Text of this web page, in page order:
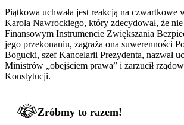
Piątkowa uchwała jest reakcją na czwartkowe
Karola Nawrockiego, który zdecydował, że
Finansowym Instrumencie Zwiększania
jego przekonaniu, zagraża ona suwerenności
Bogucki, szef Kancelarii Prezydenta, nazwał
Ministrów „obejściem prawa” i zarzucił
Konstytucji.
Zróbmy to razem!